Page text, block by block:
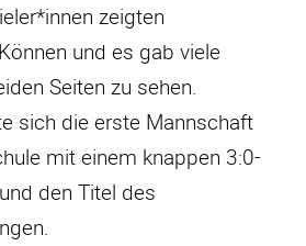
zeigten
und es gab viele
Seiten zu sehen.
sich die erste Mannschaft
mit einem knappen 3:0-
den Titel des